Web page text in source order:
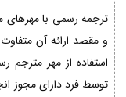
ترجمه رسمی با مهرهای
و مقصد ارائه آن
استفاده از مهر
توسط فرد دارای مجوز